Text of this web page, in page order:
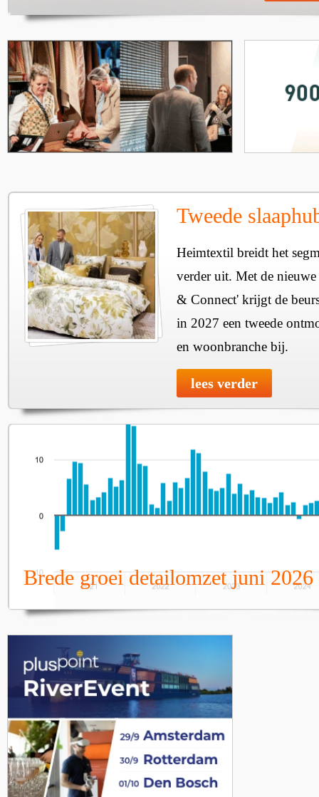
Tweede
Heimtextil breidt het
verder uit. Met de
& Connect' krijgt de
in 2027 een tweede
en woonbranche bij.
lees verder
Brede groei detailomzet juni 2026